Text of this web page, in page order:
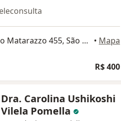
Avenida Francisco Matarazzo 455, São Paulo • Mapa
R$ 400
Dra. Carolina Ushikoshi
Vilela Pomella